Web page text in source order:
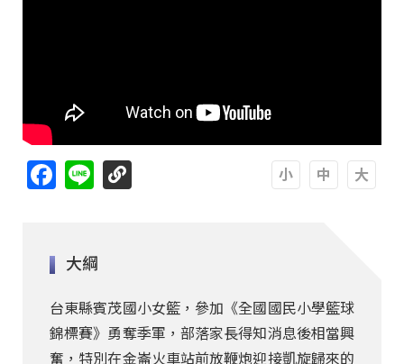
Facebook
Line
大綱
台東縣賓茂國小女籃，參加《全國國民小學籃球
錦標賽》勇奪季軍，部落家長得知消息後相當興
奮，特別在金崙火車站前放鞭炮迎接凱旋歸來的